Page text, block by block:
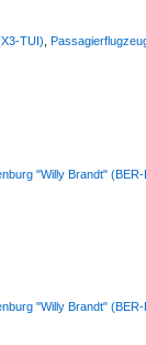
TUI)
"Willy Brandt" (BER-
"Willy Brandt" (BER-